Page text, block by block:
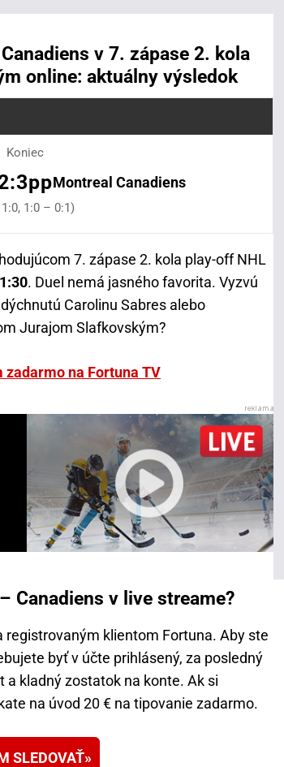
v 7. zápase 2. kola
online: aktuálny výsledok
Koniec
Montreal Canadiens
1:0 – 0:1)
7. zápase 2. kola play-off NHL
. Duel nemá jasného favorita. Vyzvú
Carolinu Sabres alebo
Jurajom Slafkovským?
na Fortuna TV
Canadiens v live streame?
registrovaným klientom Fortuna. Aby ste
byť v účte prihlásený, za posledný
kladný zostatok na konte. Ak si
na úvod 20 € na tipovanie zadarmo.
SLEDOVAŤ